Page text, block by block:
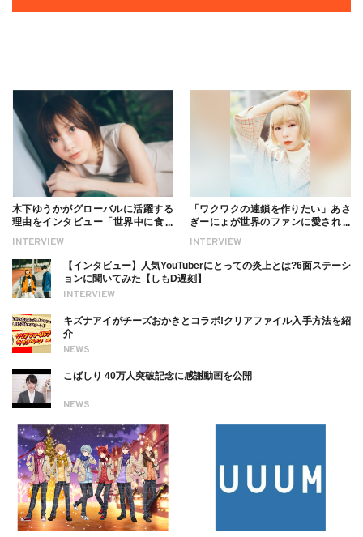
INTERVIEW
木下ゆうかがグローバルに活躍する
理由をインタビュー「世界中に食べ
ついても
INTERVIEW
「ワクワクの連鎖を作りたい」あさ
ぎーにょが世界のファンに愛される
INTERVIEW
【インタビュー】人気YouTuberにとっての炎上とは?6面ステーシ
ョンに聞いてみた【しもD遅刻】
NEWS
キズナアイがチーズおかきとコラボ!クリアファイル入手方法を紹
介
NEWS
こばしり 40万人突破記念に感謝動画を公開